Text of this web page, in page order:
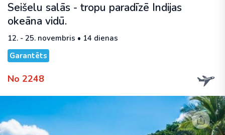
Seišelu salās - tropu paradīzē Indijas
okeāna vidū.
12. - 25. novembris • 14 dienas
Garantēts
No 2248